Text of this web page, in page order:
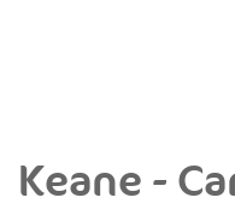
Keane -